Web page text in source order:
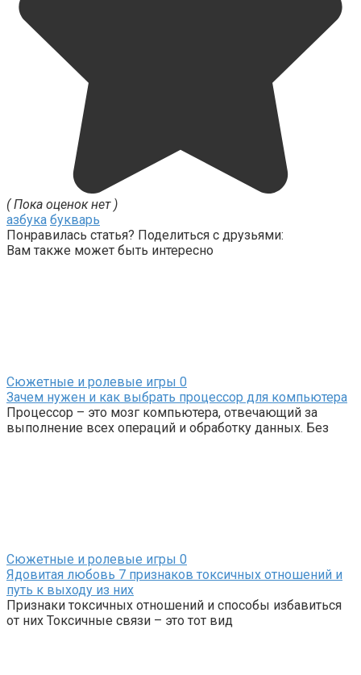
( Пока оценок нет )
азбука букварь
Понравилась статья? Поделиться с друзьями:
Вам также может быть интересно
Сюжетные и ролевые игры 0
Зачем нужен и как выбрать процессор для компьютера
Процессор – это мозг компьютера, отвечающий за
выполнение всех операций и обработку данных. Без
Сюжетные и ролевые игры 0
Ядовитая любовь 7 признаков токсичных отношений и
путь к выходу из них
Признаки токсичных отношений и способы избавиться
от них Токсичные связи – это тот вид